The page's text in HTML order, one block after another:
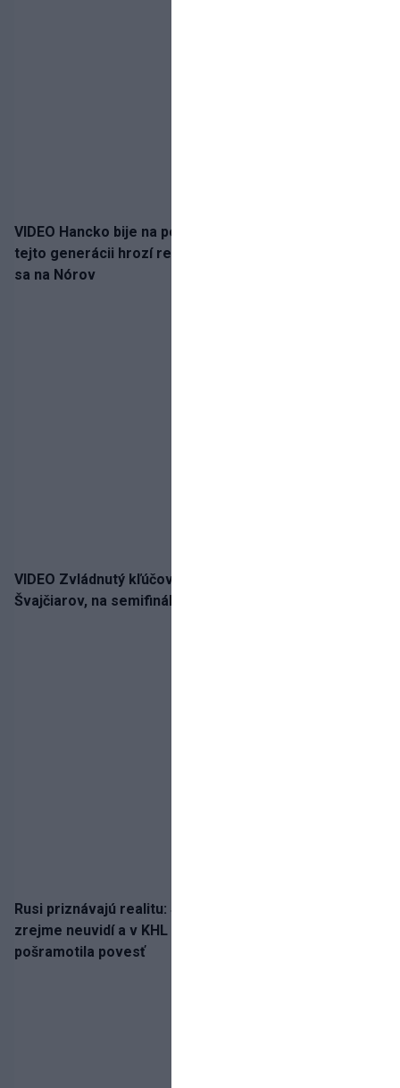
VIDEO Hancko bije na poplach! Zaspali sme dobu, po
tejto generácii hrozí reprezentačné prázdno. Pozrime
sa na Nórov
VIDEO Zvládnutý kľúčový krok! Osemnástka zdolala
Švajčiarov, na semifinále potrebuje pomoc favorita
Rusi priznávajú realitu: Spartak milióny od Ružičku
zrejme neuvidí a v KHL si už nezahrá. Liga si
pošramotila povesť